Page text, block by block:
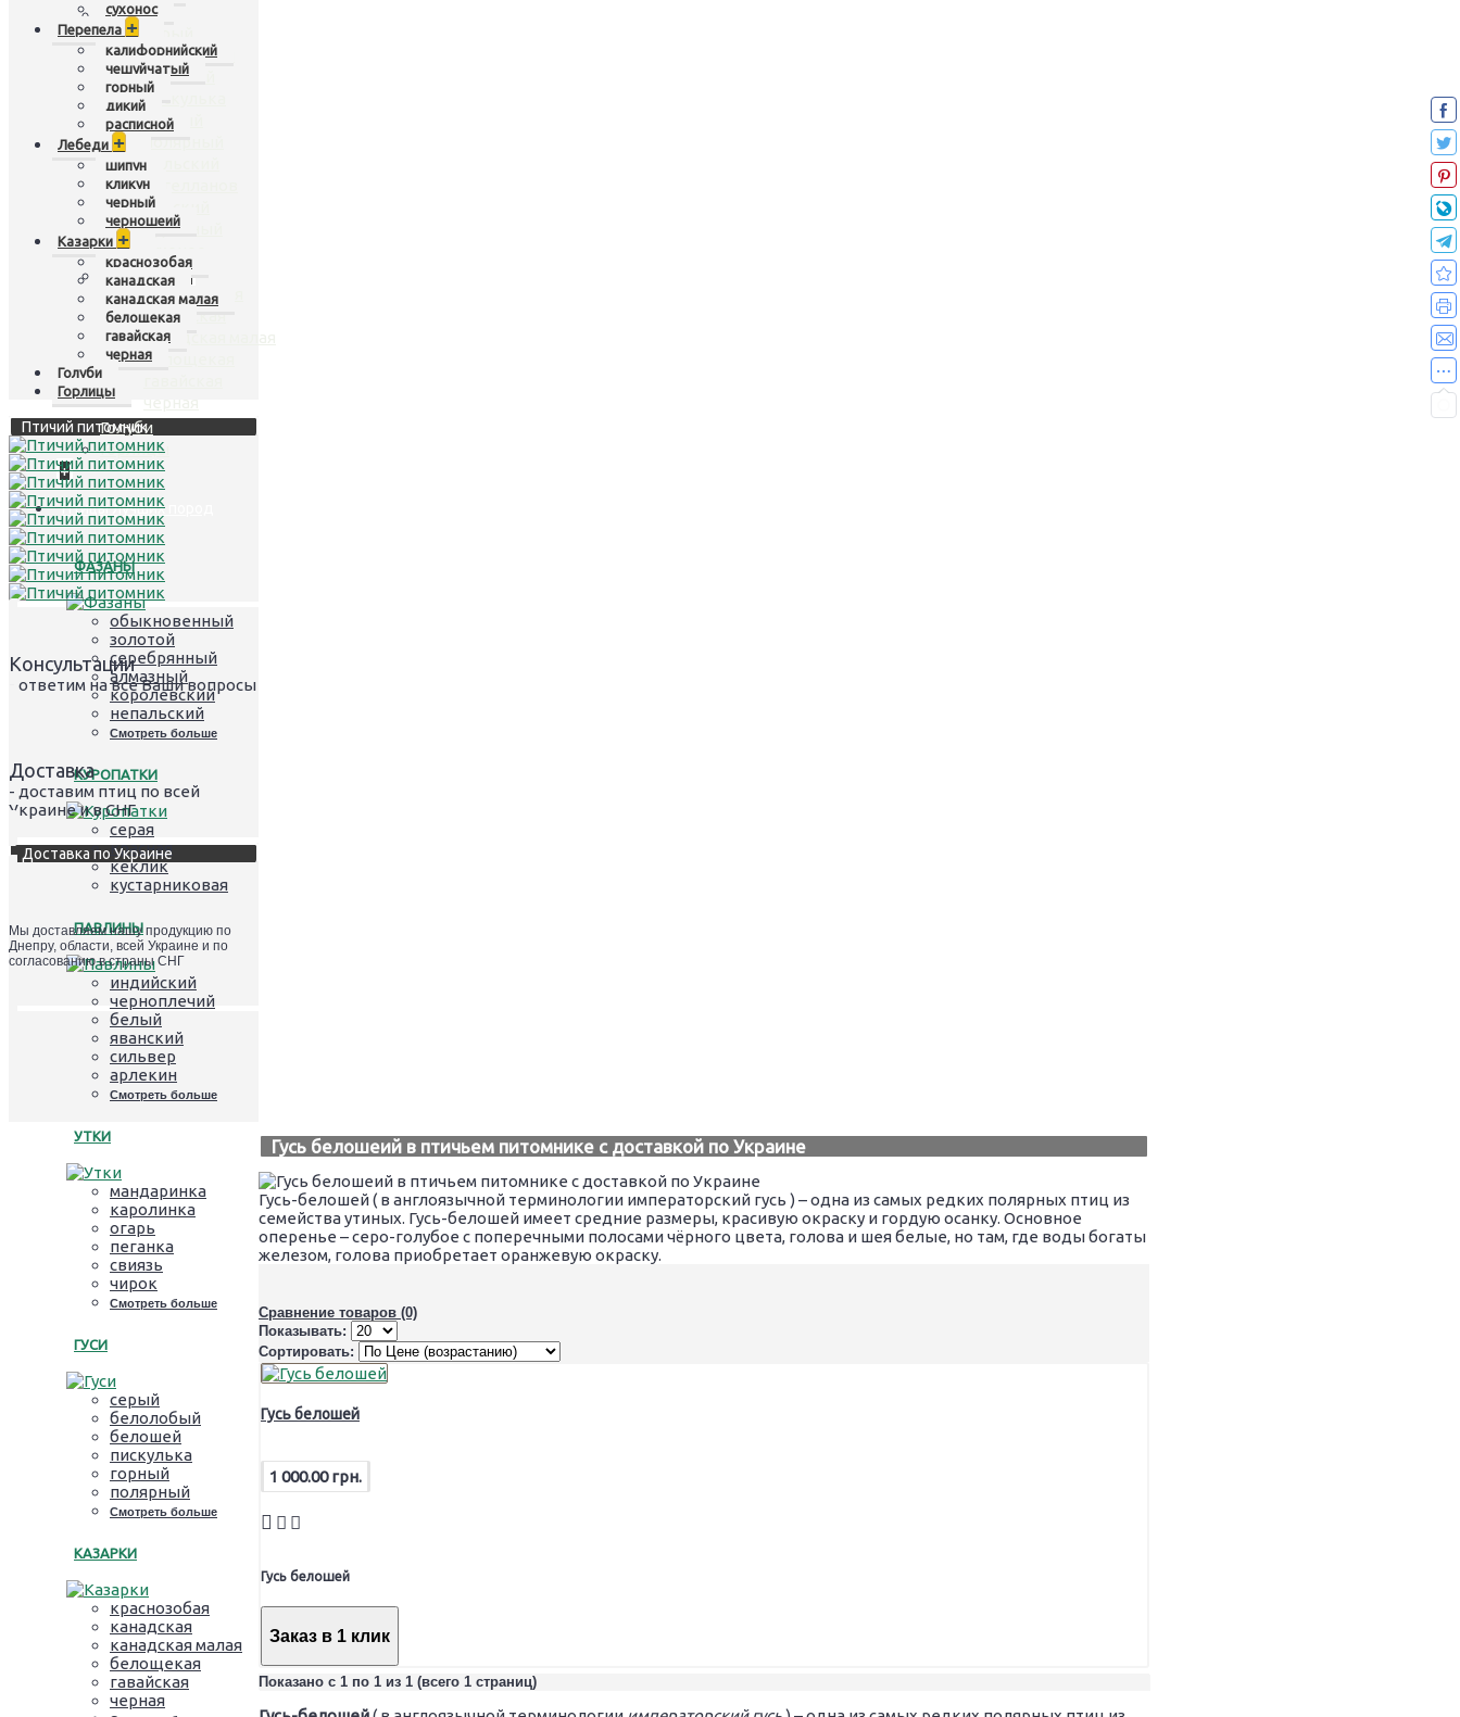
Гуси
+
белолобый
белошей
пискулька
горный
нильский
магелланов
андский
куринный
Казарки
+
краснозобая
канадская
канадская малая
белощекая
Голуби
Горлицы
+
Птицы лучших пород
ФАЗАНЫ
обыкновенный
золотой
серебрянный
алмазный
королевский
непальский
Смотреть больше
КУРОПАТКИ
серая
красная
кеклик
кустарниковая
ПАВЛИНЫ
индийский
черноплечий
белый
яванский
сильвер
арлекин
Смотреть больше
УТКИ
мандаринка
каролинка
огарь
пеганка
свиязь
чирок
Смотреть больше
ГУСИ
серый
белолобый
белошей
пискулька
горный
полярный
Смотреть больше
КАЗАРКИ
краснозобая
канадская
канадская малая
белощекая
гавайская
черная
сухонос
Перепела +
калифорнийский
чешуйчатый
горный
дикий
расписной
Лебеди +
шипун
кликун
черный
черношеий
Казарки +
краснозобая
канадская
канадская малая
белощекая
гавайская
черная
Голуби
Горлицы
Птичий питомник
Консультации
- ответим на все Ваши вопросы
Доставка
- доставим птиц по всей
Украине и в СНГ
Доставка по Украине
Мы доставляем нашу продукцию по
Днепру, области, всей Украине и по
согласованию в страны СНГ
Гусь белошеий в птичьем питомнике с доставкой по Украине
Гусь-белошей ( в англоязычной терминологии императорский гусь ) – одна из самых редких полярных птиц из
семейства утиных. Гусь-белошей имеет средние размеры, красивую окраску и гордую осанку. Основное
оперенье – серо-голубое с поперечными полосами чёрного цвета, голова и шея белые, но там, где воды богаты
железом, голова приобретает оранжевую окраску.
Сравнение товаров (0)
Показывать:
Сортировать:
Гусь белошей
1 000.00 грн.
Гусь белошей
Заказ в 1 клик
Показано с 1 по 1 из 1 (всего 1 страниц)